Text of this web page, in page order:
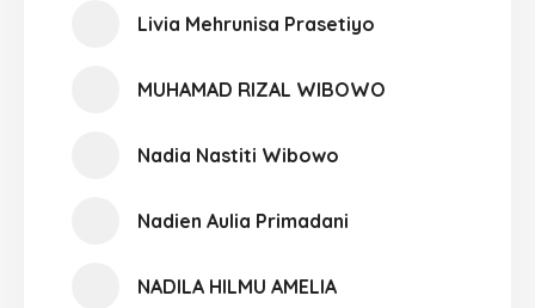
Livia Mehrunisa Prasetiyo
MUHAMAD RIZAL WIBOWO
Nadia Nastiti Wibowo
Nadien Aulia Primadani
NADILA HILMU AMELIA